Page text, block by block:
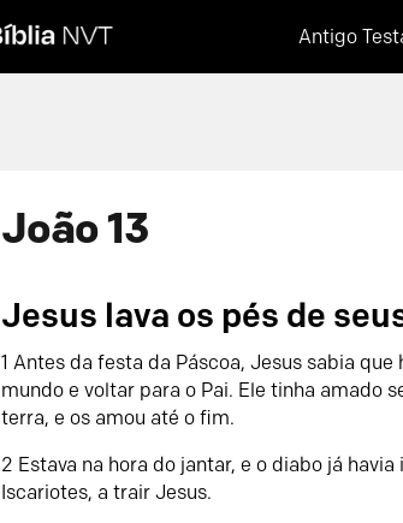
Antigo
João 13
Jesus lava os pés de
1 Antes da festa da Páscoa, Jesus sabia
mundo e voltar para o Pai. Ele tinha amado
terra, e os amou até o fim.
2 Estava na hora do jantar, e o diabo já
Iscariotes, a trair Jesus.